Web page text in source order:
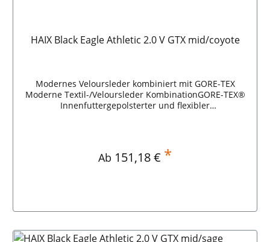
HAIX Black Eagle Athletic 2.0 V GTX mid/coyote
Modernes Veloursleder kombiniert mit GORE-TEX
Moderne Textil-/Veloursleder KombinationGORE-TEX®
Innenfuttergepolsterter und flexibler
Regulärer Preis:
Ab 151,18 € *